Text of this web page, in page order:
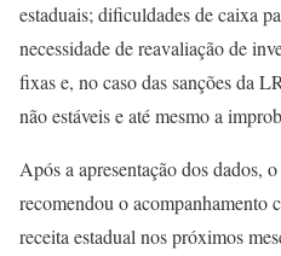
estaduais; dificuldades de caixa
necessidade de reavaliação de
fixas e, no caso das sanções da
não estáveis e até mesmo a
Após a apresentação dos dados,
recomendou o acompanhamento
receita estadual nos próximos